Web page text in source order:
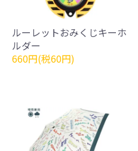
ルーレットおみくじキーホ
ルダー
660円(税60円)